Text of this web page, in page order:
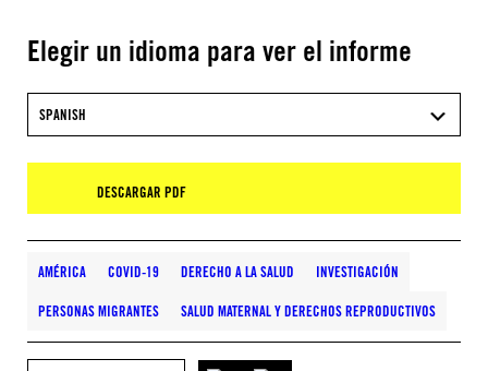
Elegir un idioma para ver el informe
SPANISH
DESCARGAR PDF
AMÉRICA COVID-19 DERECHO A LA SALUD INVESTIGACIÓN
PERSONAS MIGRANTES SALUD MATERNAL Y DERECHOS REPRODUCTIVOS